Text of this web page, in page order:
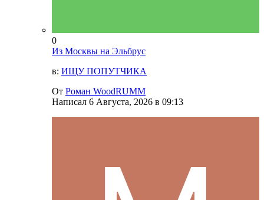
0
Из Москвы на Эльбрус
в: ИЩУ ПОПУТЧИКА
От Роман WoodRUMM
Написал 6 Августа, 2026 в 09:13